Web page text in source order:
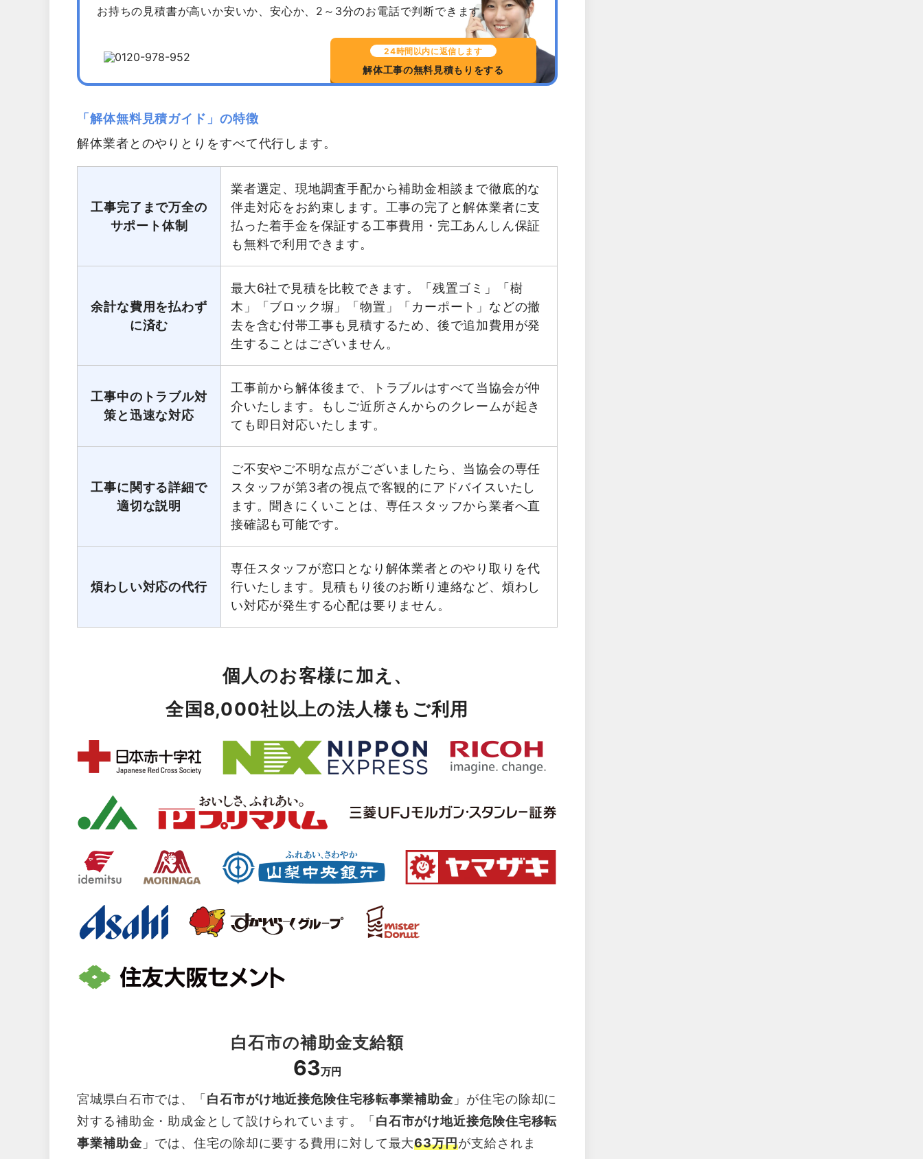
お持ちの見積書が高いか安いか、安心か、2～3分のお電話で判断できます。
24時間以内に返信します
解体工事の無料見積もりをする
「解体無料見積ガイド」の特徴
解体業者とのやりとりをすべて代行します。
工事完了まで万全の
サポート体制
業者選定、現地調査手配から補助金相談まで徹底的な
伴走対応をお約束します。工事の完了と解体業者に支
払った着手金を保証する工事費用・完工あんしん保証
も無料で利用できます。
余計な費用を払わず
に済む
最大6社で見積を比較できます。「残置ゴミ」「樹
木」「ブロック塀」「物置」「カーポート」などの撤
去を含む付帯工事も見積するため、後で追加費用が発
生することはございません。
工事中のトラブル対
策と迅速な対応
工事前から解体後まで、トラブルはすべて当協会が仲
介いたします。もしご近所さんからのクレームが起き
ても即日対応いたします。
工事に関する詳細で
適切な説明
ご不安やご不明な点がございましたら、当協会の専任
スタッフが第3者の視点で客観的にアドバイスいたし
ます。聞きにくいことは、専任スタッフから業者へ直
接確認も可能です。
煩わしい対応の代行
専任スタッフが窓口となり解体業者とのやり取りを代
行いたします。見積もり後のお断り連絡など、煩わし
い対応が発生する心配は要りません。
個人のお客様に加え、
全国8,000社以上の法人様もご利用
白石市の補助金支給額
63万円
宮城県白石市では、「 白石市がけ地近接危険住宅移転事業補助金 」が住宅の除却に
対する補助金・助成金として設けられています。「 白石市がけ地近接危険住宅移転
事業補助金 」では、住宅の除却に要する費用に対して最大63万円が支給されま